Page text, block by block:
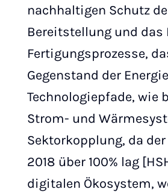
nachhaltigen Schutz
Bereitstellung und das
Fertigungsprozesse,
Gegenstand der
Technologiepfade, wie
Strom- und
Sektorkopplung, da
2018 über 100% lag
digitalen Ökosystem,